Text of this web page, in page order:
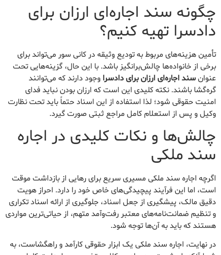
چگونه سند اجاره‌ای ارزان برای
دادسرا تهیه کنیم؟
تأمین هزینه‌های مربوط به تودیع وثیقه در کانی سور می‌تواند برای
برخی از خانواده‌ها چالش‌برانگیز باشد. با این حال، گزینه‌هایی تحت
عنوانسند اجاره‌ای ارزان برای دادسرا وجود دارند که می‌توانند
گره‌گشا باشند. نکته کلیدی این است که ارزان بودن نباید فدای
امنیت حقوقی شود؛ لذا استفاده از این اسناد حتماً باید تحت نظارت
وکیل و پس از استعلام کامل مراجع ثبتی صورت گیرد.
چالش‌ها و نکات کلیدی در اجاره
سند ملکی
اگرچه اجاره سند ملکی مسیری سریع برای رهایی از بازداشت موقت
است، اما این فرآیند پیچیدگی‌های خاص خود را دارد. احراز هویت
دقیق مالک، پیشگیری از جعل اسناد، جلوگیری از ارائه اسناد تکراری
و تنظیم ضمانت‌نامه‌های معتبر رفت‌وآمد متهم، از حیاتی‌ترین مواردی
هستند که باید به آن‌ها توجه شود.
در نهایت، اجاره سند ملکی یک ابزار حقوقی کارآمد و راهگشاست، به